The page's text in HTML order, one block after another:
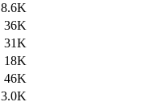
8.6K
36K
31K
18K
46K
3.0K